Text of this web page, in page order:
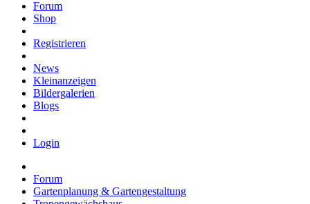
Forum
Shop
Registrieren
News
Kleinanzeigen
Bildergalerien
Blogs
Login
Forum
Gartenplanung & Gartengestaltung